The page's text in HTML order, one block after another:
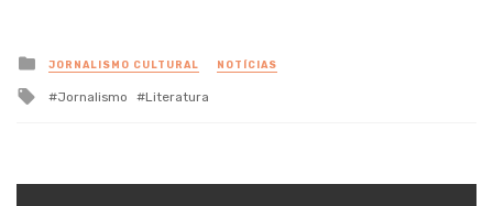
Posted
in
JORNALISMO CULTURAL NOTÍCIAS
Tagged
Jornalismo Literatura